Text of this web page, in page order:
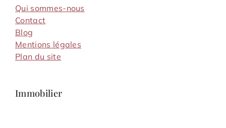
Qui sommes-nous
Contact
Blog
Mentions légales
Plan du site
Immobilier